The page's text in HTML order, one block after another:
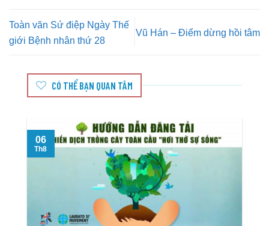
Toàn văn Sứ điệp Ngày Thế
giới Bệnh nhân thứ 28
Vũ Hán – Điểm dừng hồi tâm
CÓ THỂ BẠN QUAN TÂM
06
Th8